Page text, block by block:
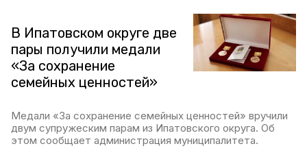
В Ипатовском округе две
пары получили медали
«За сохранение
семейных ценностей»
Медали «За сохранение семейных ценностей» вручили
двум супружеским парам из Ипатовского округа. Об
этом сообщает администрация муниципалитета.